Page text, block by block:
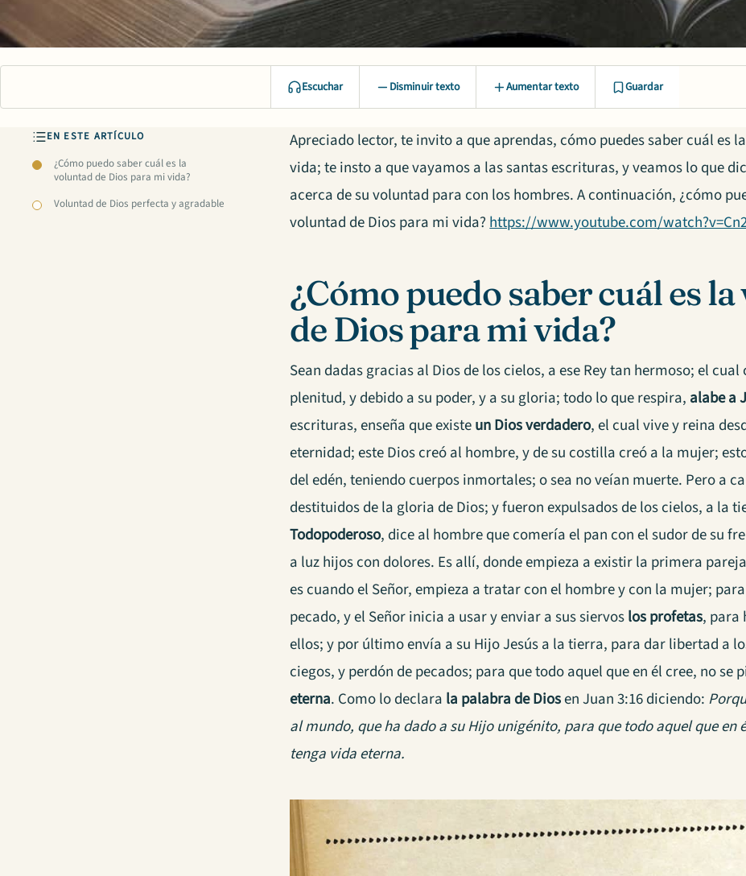
Escuchar Disminuir texto Aumentar texto Guardar
EN ESTE ARTÍCULO
¿Cómo puedo saber cuál es la
voluntad de Dios para mi vida?
Voluntad de Dios perfecta y agradable
Apreciado lector, te invito a que aprendas, cómo puedes saber cuál es
vida; te insto a que vayamos a las santas escrituras, y veamos lo que
acerca de su voluntad para con los hombres. A continuación, ¿cómo
voluntad de Dios para mi vida?https://www.youtube.com/
¿Cómo puedo saber cuál es
de Dios para mi vida?
Sean dadas gracias al Dios de los cielos, a ese Rey tan hermoso; el
plenitud, y debido a su poder, y a su gloria; todo lo que respira, alabe a
escrituras, enseña que existeun Dios verdadero, el cual vive y reina
eternidad; este Dios creó al hombre, y de su costilla creó a la mujer;
del edén, teniendo cuerpos inmortales; o sea no veían muerte. Pero a
destituidos de la gloria de Dios; y fueron expulsados de los cielos, a la
Todopoderoso, dice al hombre que comería el pan con el sudor de su
a luz hijos con dolores. Es allí, donde empieza a existir la primera
es cuando el Señor, empieza a tratar con el hombre y con la mujer;
pecado, y el Señor inicia a usar y enviar a sus siervoslos profetas, para
ellos; y por último envía a su Hijo Jesús a la tierra, para dar libertad a
ciegos, y perdón de pecados; para que todo aquel que en él cree, no se
eterna. Como lo declara la palabra de Diosen Juan 3:16 diciendo:
al mundo, que ha dado a su Hijo unigénito, para que todo aquel que en
tenga vida eterna.